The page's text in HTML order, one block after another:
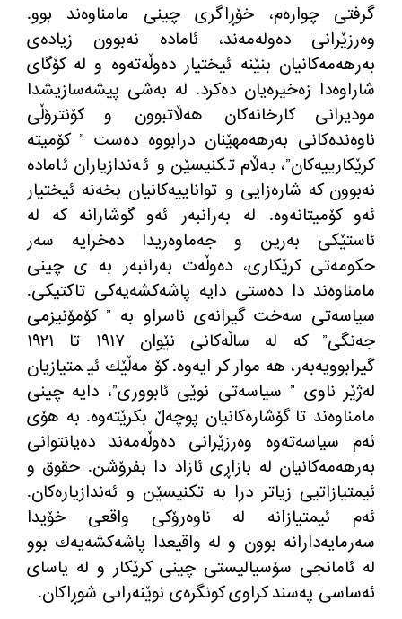
گرفتی چوارەم، خۆڕاگری چینی مامناوەند بوو.
وەرزێرانی دەولەمەند، ئامادە نەبوون زیادەی
بەرهەمەكانیان بنێنە ئیختیار دەوڵەتەوە و لە كۆگای
شاراوەدا زەخیرەیان دەكرد. لە بەشی پیشەسازیشدا
مودیرانی كارخانەكان هەڵاتبوون و كۆنترۆڵی
ناوەندەكانی بەرهەمهێنان درابووە دەست ” كۆمیتە
كرێكارییەكان”، بەڵام تكنیسێن و ئەندازیاران ئامادە
نەبوون كە شارەزایی و تواناییەكانیان بخەنە ئیختیار
ئەو كۆمیتانەوە. لە بەرانبەر ئەو گوشارانە كە لە
ئاستێكی بەرین و جەماوەریدا دەخرایە سەر
حكومەتی كرێكاری، دەوڵەت بەرانبەر بە ی چینی
مامناوەند دا دەستی دایە پاشەكشەیەكی تاكتیكی.
سیاسەتی سەخت گیرانەی ناسراو بە ” كۆمۆنیزمی
جەنگی” كە لە ساڵەكانی نێوان ١٩١٧ تا ١٩٢١
گیرابوویەبەر، هەموار كرایەوە. كۆمەڵێك ئیمتیازیان
لەژێر ناوی ” سیاسەتی نوێی ئابووری”، دایە چینی
مامناوەند تا گۆشارەكانیان پوچەڵ بكرێتەوە. بە هۆی
ئەم سیاسەتەوە وەرزێرانی دەوڵەمەند دەیانتوانی
بەرهەمەكانیان لە بازاڕی ئازاد دا بفرۆشن. حقوق و
ئیمتیازاتیی زیاتر درا بە تكنیسێن و ئەندازیارەكان.
ئەم ئیمتیازانە لە ناوەرۆكی واقعی خۆیدا
سەرمایەدارانە بوون و لە واقیعدا پاشەكشەیەك بوو
لە ئامانجی سۆسیالیستی چینی كرێكار و لە یاسای
ئەساسی پەسند كراوی كونگرەی نوێنەرانی شوڕاكان.